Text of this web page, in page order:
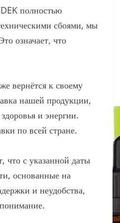
полностью
сбоями, мы
означает, что
вернётся к своему
нашей продукции,
и энергии.
по всей стране.
что с указанной даты
основанные на
и неудобства,